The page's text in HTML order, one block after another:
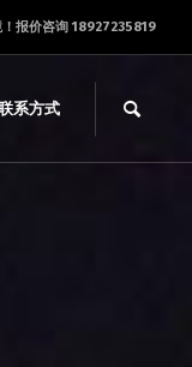
报价咨询 18927235819
系方式